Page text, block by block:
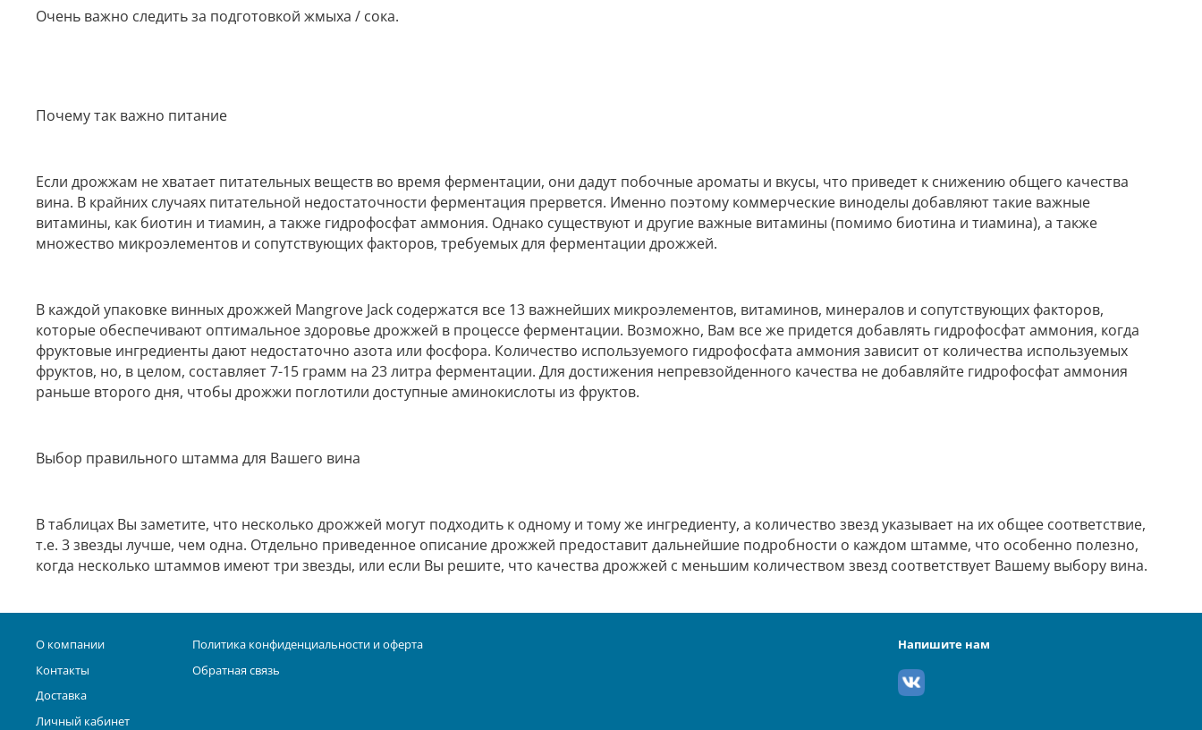
Очень важно следить за подготовкой жмыха / сока.
Почему так важно питание
Если дрожжам не хватает питательных веществ во время ферментации, они дадут побочные ароматы и вкусы, что приведет к снижению общего качества
вина. В крайних случаях питательной недостаточности ферментация прервется. Именно поэтому коммерческие виноделы добавляют такие важные
витамины, как биотин и тиамин, а также гидрофосфат аммония. Однако существуют и другие важные витамины (помимо биотина и тиамина), а также
множество микроэлементов и сопутствующих факторов, требуемых для ферментации дрожжей.
В каждой упаковке винных дрожжей Mangrove Jack содержатся все 13 важнейших микроэлементов, витаминов, минералов и сопутствующих факторов,
которые обеспечивают оптимальное здоровье дрожжей в процессе ферментации. Возможно, Вам все же придется добавлять гидрофосфат аммония, когда
фруктовые ингредиенты дают недостаточно азота или фосфора. Количество используемого гидрофосфата аммония зависит от количества используемых
фруктов, но, в целом, составляет 7-15 грамм на 23 литра ферментации. Для достижения непревзойденного качества не добавляйте гидрофосфат аммония
раньше второго дня, чтобы дрожжи поглотили доступные аминокислоты из фруктов.
Выбор правильного штамма для Вашего вина
В таблицах Вы заметите, что несколько дрожжей могут подходить к одному и тому же ингредиенту, а количество звезд указывает на их общее соответствие,
т.е. 3 звезды лучше, чем одна. Отдельно приведенное описание дрожжей предоставит дальнейшие подробности о каждом штамме, что особенно полезно,
когда несколько штаммов имеют три звезды, или если Вы решите, что качества дрожжей с меньшим количеством звезд соответствует Вашему выбору вина.
О компании
Контакты
Доставка
Личный кабинет
Политика конфиденциальности и оферта
Обратная связь
Напишите нам